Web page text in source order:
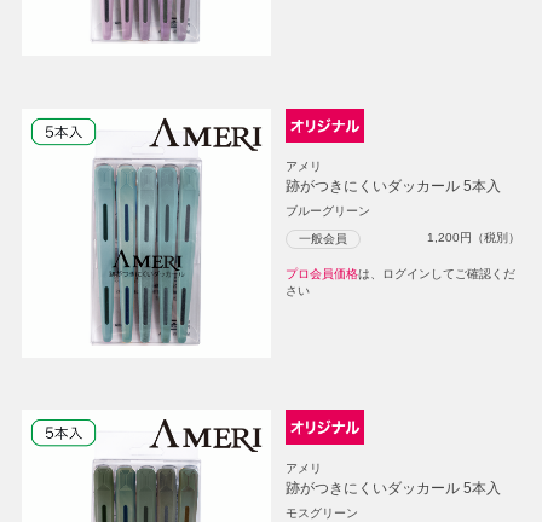
アメリ
跡がつきにくいダッカール 5本入
ブルーグリーン
一般会員 1,200円（税別）
プロ会員価格は、ログインしてご確認くだ
さい
アメリ
跡がつきにくいダッカール 5本入
モスグリーン